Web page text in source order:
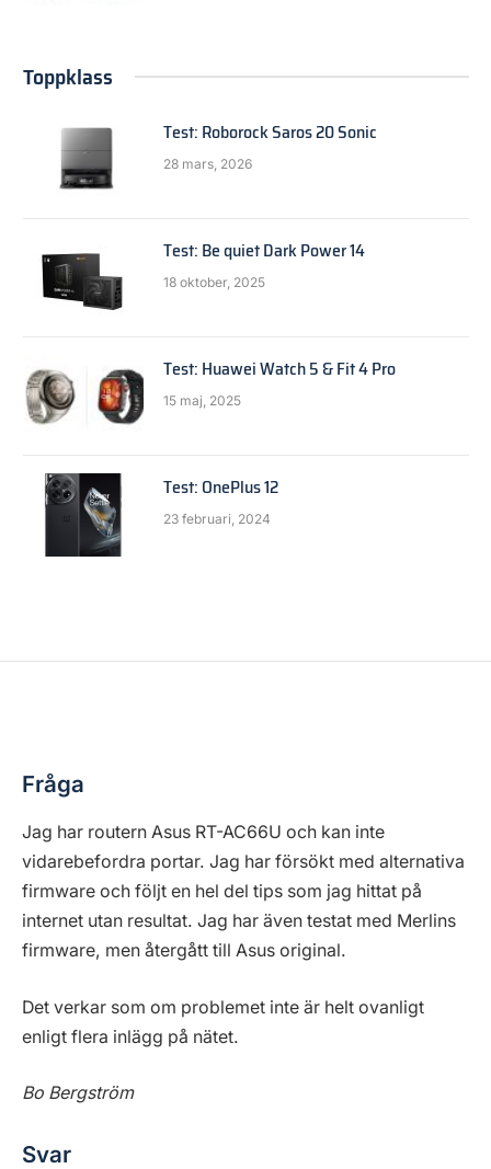
Toppklass
Test: Roborock Saros 20 Sonic
28 mars, 2026
Test: Be quiet Dark Power 14
18 oktober, 2025
Test: Huawei Watch 5 & Fit 4 Pro
15 maj, 2025
Test: OnePlus 12
23 februari, 2024
Fråga
Jag har routern Asus RT-AC66U och kan inte
vidarebefordra portar. Jag har försökt med alternativa
firmware och följt en hel del tips som jag hittat på
internet utan resultat. Jag har även testat med Merlins
firmware, men återgått till Asus original.
Det verkar som om problemet inte är helt ovanligt
enligt flera inlägg på nätet.
Bo Bergström
Svar